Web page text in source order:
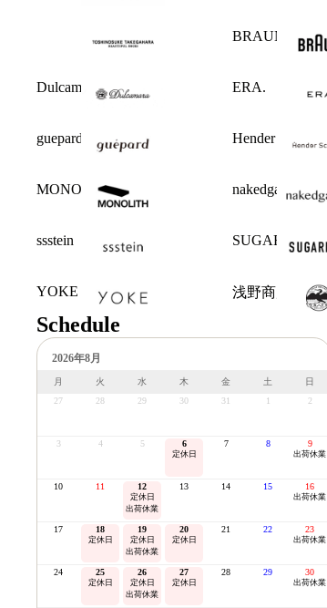
BRAUN
Dulcamara ERA.
guepard Hender Scheme
MONOLITH nakedgauge
ssstein SUGARHILL
YOKE 浅野商店
Schedule
2026年8月
月 火 水 木 金 土
日
27
28 29 30 31 1 2
3 4 5 6
定休日
7 8 9
出荷休業
10 11 12
定休日
出荷休業
13 14 15 16
出荷休業
17 18
定休日
19
定休日
出荷休業
20
定休日
21 22 23
出荷休業
24 25
定休日
26
定休日
出荷休業
27
定休日
28 29 30
出荷休業